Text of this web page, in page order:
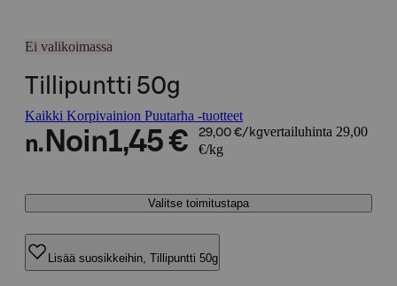
Ei valikoimassa
Tillipuntti 50g
Kaikki Korpivainion Puutarha -tuotteet
n. Noin1,45 € 29,00 €/kgvertailuhinta 29,00
€/kg
Valitse toimitustapa
Lisää suosikkeihin, Tillipuntti 50g